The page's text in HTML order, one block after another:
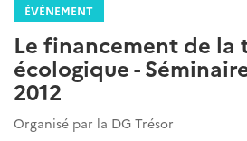
ÉVÉNEMENT
Le financement de la
écologique -
2012
Organisé par la DG Trésor